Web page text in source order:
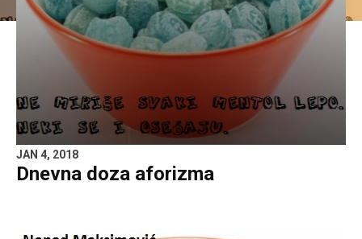
JAN 4, 2018
Dnevna doza aforizma